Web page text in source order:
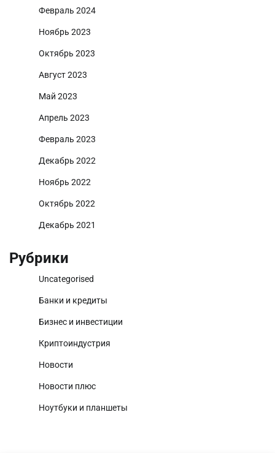
Февраль 2024
Ноябрь 2023
Октябрь 2023
Август 2023
Май 2023
Апрель 2023
Февраль 2023
Декабрь 2022
Ноябрь 2022
Октябрь 2022
Декабрь 2021
Рубрики
Uncategorised
Банки и кредиты
Бизнес и инвестиции
Криптоиндустрия
Новости
Новости плюс
Ноутбуки и планшеты